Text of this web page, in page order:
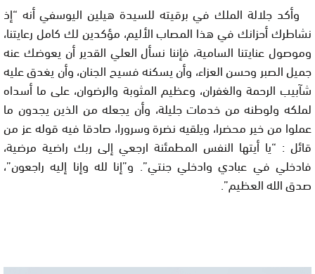
وأكد جلالة الملك في برقيته للسيدة هيلين اليوسفي أنه “إذ
نشاطرك أحزانك في هذا المصاب الأليم، مؤكدين لك كامل رعايتنا،
وموصول عنايتنا السامية، فإننا نسأل العلي القدير أن يعوضك عنه
جميل الصبر وحسن العزاء، وأن يسكنه فسيح الجنان، وأن يغدق عليه
شآبيب الرحمة والغفران، وعظيم المثوبة والرضوان، على ما أسداه
لملكه ولوطنه من خدمات جليلة، وأن يجعله من الذين يجدون ما
عملوا من خير محضرا، ويلقيه نضرة وسرورا، صادقا فيه قوله عز من
قائل : “يا أيتها النفس المطمئنة ارجعي إلى ربك راضية مرضية،
فادخلي في عبادي وادخلي جنتي”. و”إنا لله وإنا إليه راجعون”،
صدق الله العظيم”.